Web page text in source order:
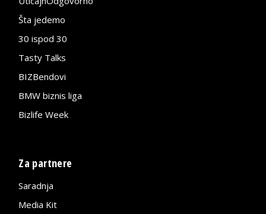
Šta jedemo
30 ispod 30
Tasty Talks
BIZBendovi
BMW biznis liga
Bizlife Week
Za partnere
Saradnja
Media Kit